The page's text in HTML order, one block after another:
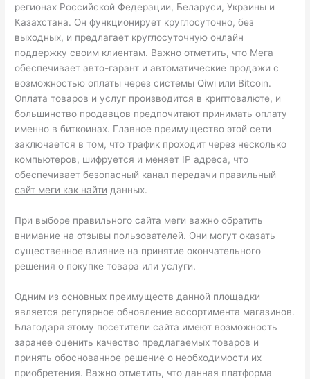
регионах Российской Федерации, Беларуси, Украины и
Казахстана. Он функционирует круглосуточно, без
выходных, и предлагает круглосуточную онлайн
поддержку своим клиентам. Важно отметить, что Мега
обеспечивает авто-гарант и автоматические продажи с
возможностью оплаты через системы Qiwi или Bitcoin.
Оплата товаров и услуг производится в криптовалюте, и
большинство продавцов предпочитают принимать оплату
именно в биткоинах. Главное преимущество этой сети
заключается в том, что трафик проходит через несколько
компьютеров, шифруется и меняет IP адреса, что
обеспечивает безопасный канал передачи правильный
сайт меги как найти данных.
При выборе правильного сайта меги важно обратить
внимание на отзывы пользователей. Они могут оказать
существенное влияние на принятие окончательного
решения о покупке товара или услуги.
Одним из основных преимуществ данной площадки
является регулярное обновление ассортимента магазинов.
Благодаря этому посетители сайта имеют возможность
заранее оценить качество предлагаемых товаров и
принять обоснованное решение о необходимости их
приобретения. Важно отметить, что данная платформа